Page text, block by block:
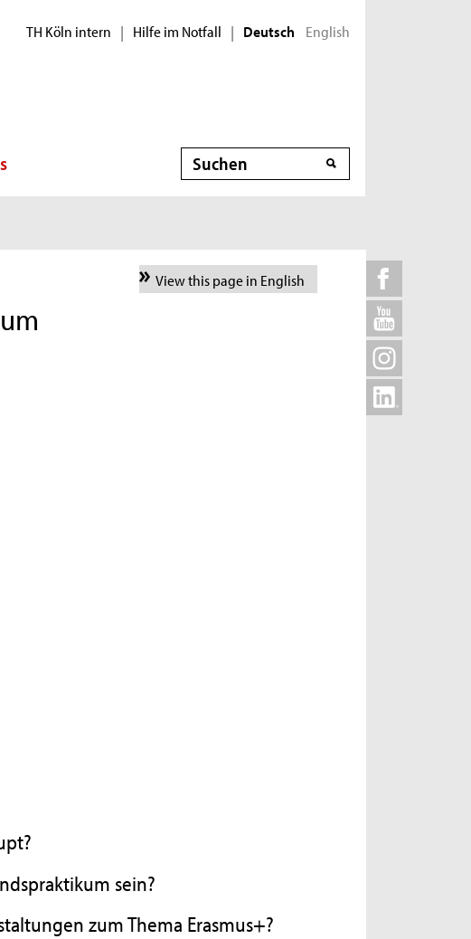
TH Köln intern | Hilfe im Notfall | Deutsch English
Suche
View this page in English
sein?
zum Thema Erasmus+?